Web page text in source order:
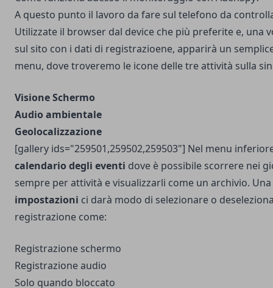
A questo punto il lavoro da fare sul telefono da
Utilizzate il browser dal device che più preferite e, una
sul sito con i dati di registrazioene, apparirà un
menu, dove troveremo le icone delle tre attività sulla
Visione Schermo
Audio ambientale
Geolocalizzazione
[gallery ids="259501,259502,259503"] Nel menu
calendario degli eventi dove è possibile scorrere nei
sempre per attività e visualizzarli come un archivio.
impostazioni ci darà modo di selezionare o
registrazione come:
Registrazione schermo
Registrazione audio
Solo quando bloccato